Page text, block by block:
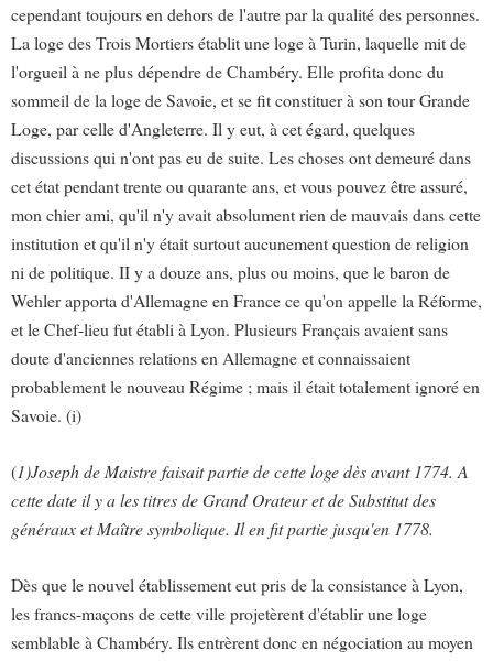
cependant toujours en dehors de l'autre par la qualité des personnes.
La loge des Trois Mortiers établit une loge à Turin, laquelle mit de
l'orgueil à ne plus dépendre de Chambéry. Elle profita donc du
sommeil de la loge de Savoie, et se fit constituer à son tour Grande
Loge, par celle d'Angleterre. Il y eut, à cet égard, quelques
discussions qui n'ont pas eu de suite. Les choses ont demeuré dans
cet état pendant trente ou quarante ans, et vous pouvez être assuré,
mon chier ami, qu'il n'y avait absolument rien de mauvais dans cette
institution et qu'il n'y était surtout aucunement question de religion
ni de politique. II y a douze ans, plus ou moins, que le baron de
Wehler apporta d'Allemagne en France ce qu'on appelle la Réforme,
et le Chef-lieu fut établi à Lyon. Plusieurs Français avaient sans
doute d'anciennes relations en Allemagne et connaissaient
probablement le nouveau Régime ; mais il était totalement ignoré en
Savoie. (i)
(1)Joseph de Maistre faisait partie de cette loge dès avant 1774. A
cette date il y a les titres de Grand Orateur et de Substitut des
généraux et Maître symbolique. Il en fit partie jusqu'en 1778.
Dès que le nouvel établissement eut pris de la consistance à Lyon,
les francs-maçons de cette ville projetèrent d'établir une loge
semblable à Chambéry. Ils entrèrent donc en négociation au moyen